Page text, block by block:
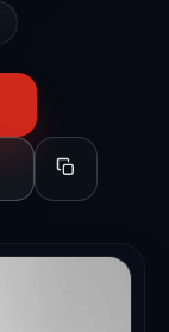
Copiar perfil